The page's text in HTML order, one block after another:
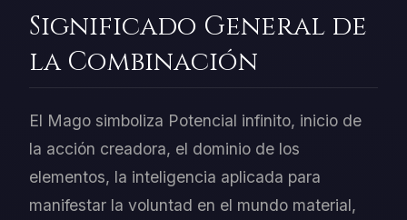
Significado General de
la Combinación
El Mago simboliza Potencial infinito, inicio de
la acción creadora, el dominio de los
elementos, la inteligencia aplicada para
manifestar la voluntad en el mundo material,